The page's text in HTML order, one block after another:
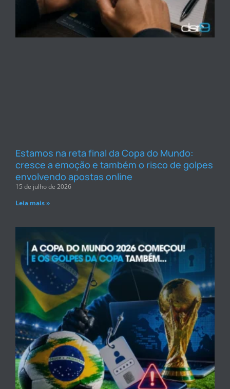
Estamos na reta final da Copa do Mundo:
cresce a emoção e também o risco de golpes
envolvendo apostas online
15 de julho de 2026
Leia mais »